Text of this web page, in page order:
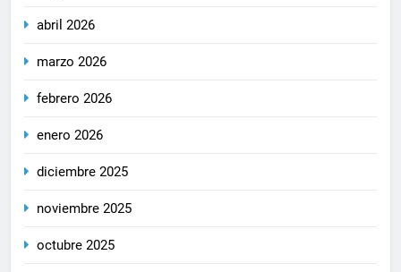
abril 2026
marzo 2026
febrero 2026
enero 2026
diciembre 2025
noviembre 2025
octubre 2025